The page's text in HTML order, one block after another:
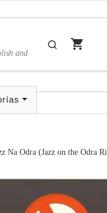
and
Buscar
shopping_cart
Na Odra (Jazz on the Odra